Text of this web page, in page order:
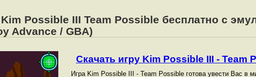
Kim Possible III Team Possible бесплатно с
Advance / GBA)
Скачать игру Kim Possible III - Team
Игра Kim Possible III - Team Possible готова увести Вас в